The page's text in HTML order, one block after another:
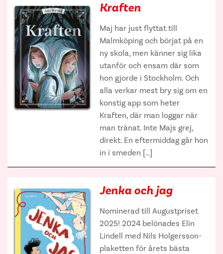
Kraften
Maj har just flyttat till
Malmköping och börjat på en
ny skola, men känner sig lika
utanför och ensam där som
hon gjorde i Stockholm. Och
alla verkar mest bry sig om en
konstig app som heter
Kraften, där man loggar när
man tränat. Inte Majs grej,
direkt. En eftermiddag går hon
in i smeden […]
Jenka och jag
Nominerad till Augustpriset
2025! 2024 belönades Elin
Lindell med Nils Holgersson-
plaketten för årets bästa